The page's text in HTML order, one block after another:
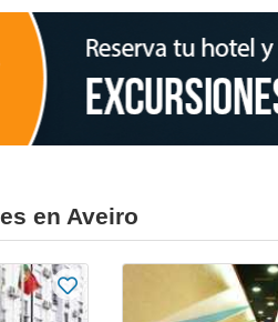
en Aveiro